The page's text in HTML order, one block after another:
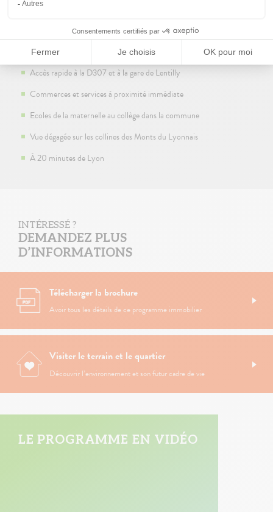
Nouveau quartier écologique et verdoyant
Secteur résidentiel avec prairies jouxtant le programme
Accès rapide à la D307 et à la gare de Lentilly
Commerces et services à proximité immédiate
Ecoles de la maternelle au collège dans la commune
Vue dégagée sur les collines des Monts du Lyonnais
À 20 minutes de Lyon
LE PROGRAMME EN VIDÉO
INTÉRESSÉ ?
DEMANDEZ PLUS
D’INFORMATIONS
Télécharger la brochure
Avoir tous les détails de ce programme immobilier
Visiter le terrain et le quartier
Découvrir l’environnement et son futur cadre de vie